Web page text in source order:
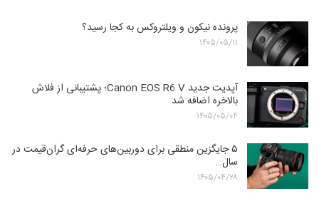
پرونده نیکون و ویلتروکس به کجا رسید؟
۱۴۰۵/۰۵/۱۱
آپدیت جدید Canon EOS R6 V؛ پشتیبانی از فلاش
بالاخره اضافه شد
۱۴۰۵/۰۵/۰۴
۵ جایگزین منطقی برای دوربین‌های حرفه‌ای گران‌قیمت در
سال…
۱۴۰۵/۰۴/۲۸